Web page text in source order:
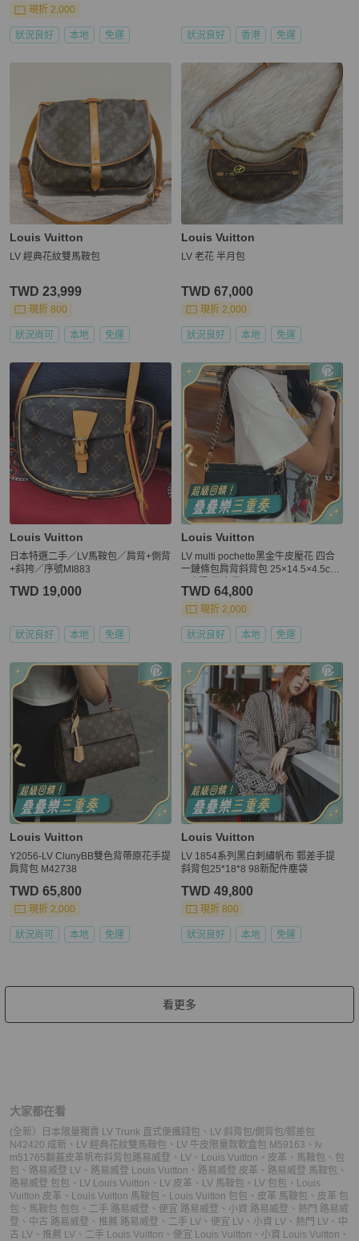
現折 2,000
狀況良好 本地 免運 狀況良好 香港 免運
Louis Vuitton
LV 經典花紋雙馬鞍包
TWD 23,999
現折 800
狀況尚可 本地 免運
Louis Vuitton
LV 老花 半月包
TWD 67,000
現折 2,000
狀況良好 本地 免運
Louis Vuitton
日本特選二手／LV馬鞍包／肩背+側背
+斜挎／序號MI883
TWD 19,000
狀況良好 本地 免運
Louis Vuitton
LV multi pochette黑金牛皮壓花 四合
一鏈條包肩背斜背包 25×14.5×4.5cm
TWD 64,800
現折 2,000
狀況良好 本地 免運
Louis Vuitton
Y2056-LV ClunyBB雙色背帶原花手提
肩背包 M42738
TWD 65,800
現折 2,000
狀況尚可 本地 免運
Louis Vuitton
LV 1854系列黑白刺繡帆布 郵差手提
斜背包25*18*8 98新配件塵袋
TWD 49,800
現折 800
狀況良好 本地 免運
看更多
大家都在看
(全新）日本限量獨賣 LV Trunk 直式便攜錢包 、 LV 斜背包/側背包/郵差包
N42420 成新 、 LV 經典花紋雙馬鞍包 、 LV 牛皮限量款軟盒包 M59163 、 lv
m51765翻蓋皮革帆布斜背包路易威登 、 LV 、 Louis Vuitton 、 皮革 、 馬鞍包 、 包
包 、 路易威登 LV 、 路易威登 Louis Vuitton 、 路易威登 皮革 、 路易威登 馬鞍包 、
路易威登 包包 、 LV Louis Vuitton 、 LV 皮革 、 LV 馬鞍包 、 LV 包包 、 Louis
Vuitton 皮革 、 Louis Vuitton 馬鞍包 、 Louis Vuitton 包包 、 皮革 馬鞍包 、 皮革 包
包 、 馬鞍包 包包 、 二手 路易威登 、 便宜 路易威登 、 小資 路易威登 、 熱門 路易威
登 、 中古 路易威登 、 推薦 路易威登 、 二手 LV 、 便宜 LV 、 小資 LV 、 熱門 LV 、 中
古 LV 、 推薦 LV 、 二手 Louis Vuitton 、 便宜 Louis Vuitton 、 小資 Louis Vuitton 、